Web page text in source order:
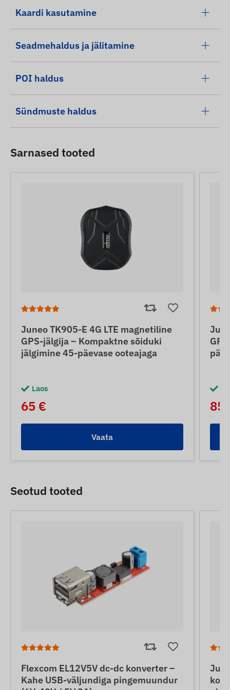
Kaardi kasutamine
Seadmehaldus ja jälitamine
POI haldus
Sündmuste haldus
Sarnased tooted
Juneo TK905-E 4G LTE magnetiline
GPS-jälgija – Kompaktne sõiduki
jälgimine 45-päevase ooteajaga
Laos
65 €
Vaata
85
Seotud tooted
Flexcom EL12V5V dc-dc konverter –
Kahe USB-väljundiga pingemuundur